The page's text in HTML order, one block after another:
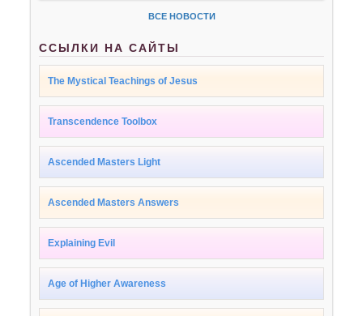
ВСЕ НОВОСТИ
ССЫЛКИ НА САЙТЫ
The Mystical Teachings of Jesus
Transcendence Toolbox
Ascended Masters Light
Ascended Masters Answers
Explaining Evil
Age of Higher Awareness